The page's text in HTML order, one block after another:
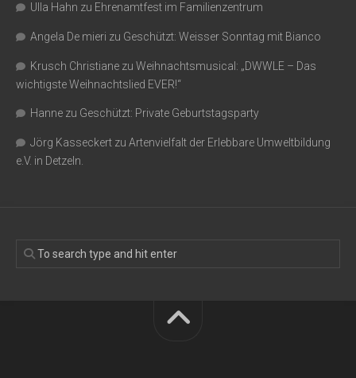
Ulla Hahn zu Ehrenamtfest im Familienzentrum
Angela De mieri zu Geschützt: Weisser Sonntag mit Bianco
Krusch Christiane zu Weihnachtsmusical: „DWWLE – Das
wichtigste Weihnachtslied EVER!“
Hanne zu Geschützt: Private Geburtstagsparty
Jörg Kasseckert zu Artenvielfalt der Erlebbare Umweltbildung
e.V. in Detzeln.